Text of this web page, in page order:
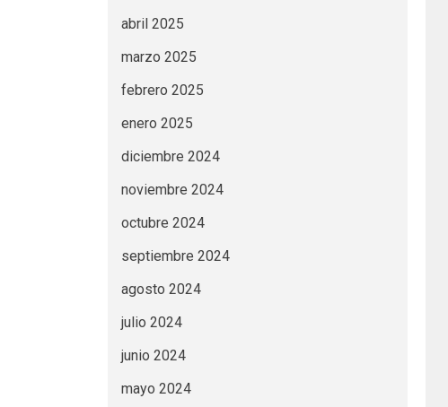
abril 2025
marzo 2025
febrero 2025
enero 2025
diciembre 2024
noviembre 2024
octubre 2024
septiembre 2024
agosto 2024
julio 2024
junio 2024
mayo 2024